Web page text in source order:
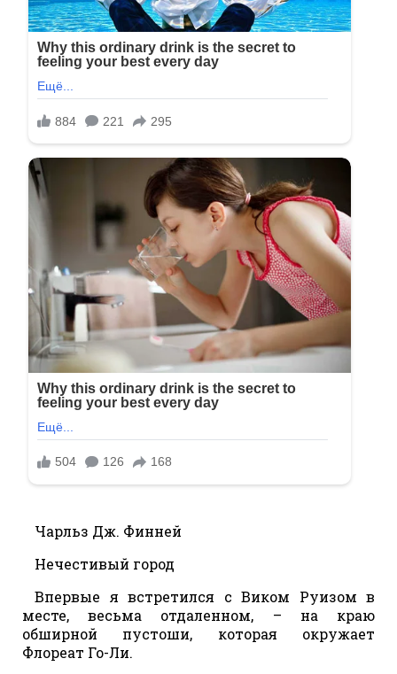
Чарльз Дж. Финней
Нечестивый город
Впервые я встретился с Виком Руизом в
месте, весьма отдаленном, – на краю
обширной пустоши, которая окружает
Флореат Го-Ли.